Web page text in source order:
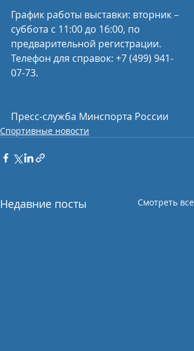
График работы выставки: вторник –
суббота с 11:00 до 16:00, по
предварительной регистрации.
Телефон для справок: +7 (499) 941-
07-73.
Пресс-служба Минспорта России
Спортивные новости
Недавние посты Смотреть все